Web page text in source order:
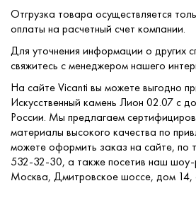
Отгрузка товара осуществляется
оплаты на расчетный счет компании.
Для уточнения информации о других
свяжитесь с менеджером нашего
На сайте Vicanti вы можете выгодно
Искусственный камень Лион 02.07 с
России. Мы предлагаем
материалы высокого качества по
можете оформить заказ на сайте, по
532-32-30, а также посетив наш шоу-
Москва, Дмитровское шоссе, дом 14,